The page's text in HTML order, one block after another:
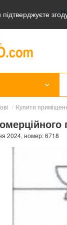
/ Купити
2024, номер: 6718